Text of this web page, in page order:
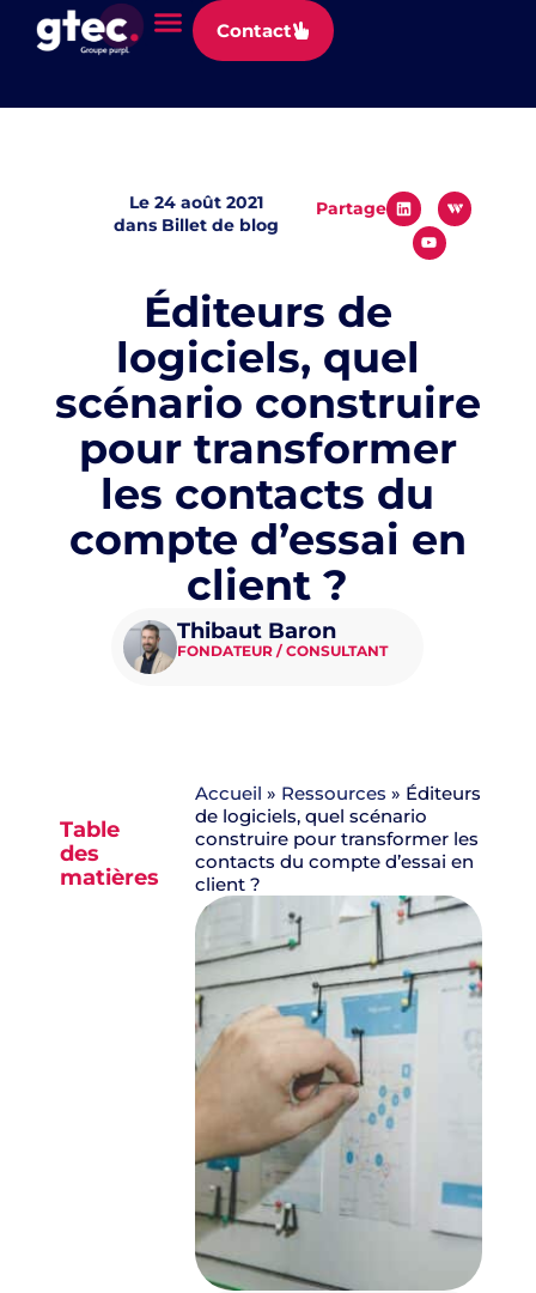
Panneau de gestion des cookies
Contact
Le24 août 2021
dans Billet de blog
Partager
Éditeurs de
logiciels, quel
scénario construire
pour transformer
les contacts du
compte d’essai en
client ?
Thibaut Baron
FONDATEUR / CONSULTANT
Table
des
matières
Accueil » Ressources » Éditeurs
de logiciels, quel scénario
construire pour transformer les
contacts du compte d’essai en
client ?